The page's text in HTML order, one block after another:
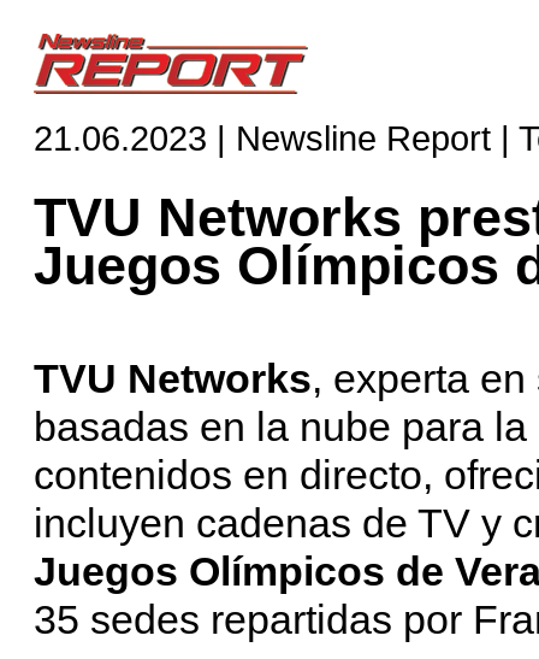
21.06.2023 | Newsline Report |
TVU Networks
Juegos Olímpicos
TVU Networks, experta
basadas en la nube para
contenidos en directo,
incluyen cadenas de TV y
Juegos Olímpicos de
35 sedes repartidas por